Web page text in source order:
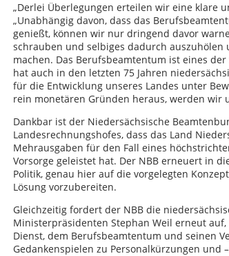
„Derlei Überlegungen erteilen wir eine klare
„Unabhängig davon, dass das
genießt, können wir nur dringend davor
schrauben und selbiges dadurch
machen. Das Berufsbeamtentum ist eines
hat auch in den letzten 75 Jahren
für die Entwicklung unseres Landes unter
rein monetären Gründen heraus, werden wir
Dankbar ist der Niedersächsische
Landesrechnungshofes, dass das Land
Mehrausgaben für den Fall eines
Vorsorge geleistet hat. Der NBB erneuert in
Politik, genau hier auf die vorgelegten
Lösung vorzubereiten.
Gleichzeitig fordert der NBB die
Ministerpräsidenten Stephan Weil erneut
Dienst, dem Berufsbeamtentum und seinen
Gedankenspielen zu Personalkürzungen und